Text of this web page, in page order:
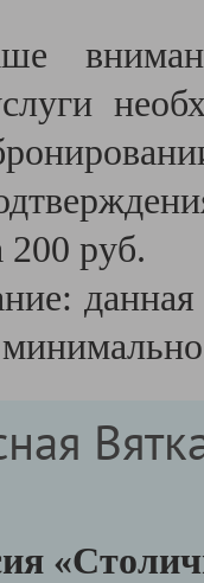
200 руб.
данная